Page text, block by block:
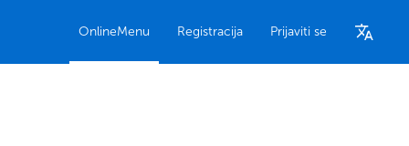
OnlineMenu Registracija Prijaviti se